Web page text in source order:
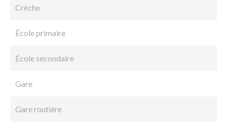
Crèche
École primaire
École secondaire
Gare
Gare routière